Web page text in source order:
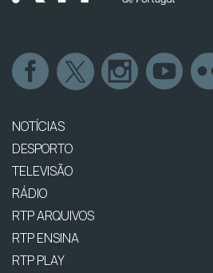
NOTÍCIAS
DESPORTO
TELEVISÃO
RÁDIO
RTP ARQUIVOS
RTP ENSINA
RTP PLAY